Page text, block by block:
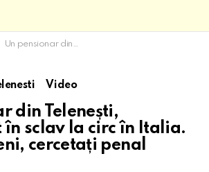
Un pensionar din Telenești, transformat în sclav la circ în Italia. Doi moldoveni, cercetați penal (VIDEO)
Video
din Telenești,
sclav la circ în Italia.
cercetați penal